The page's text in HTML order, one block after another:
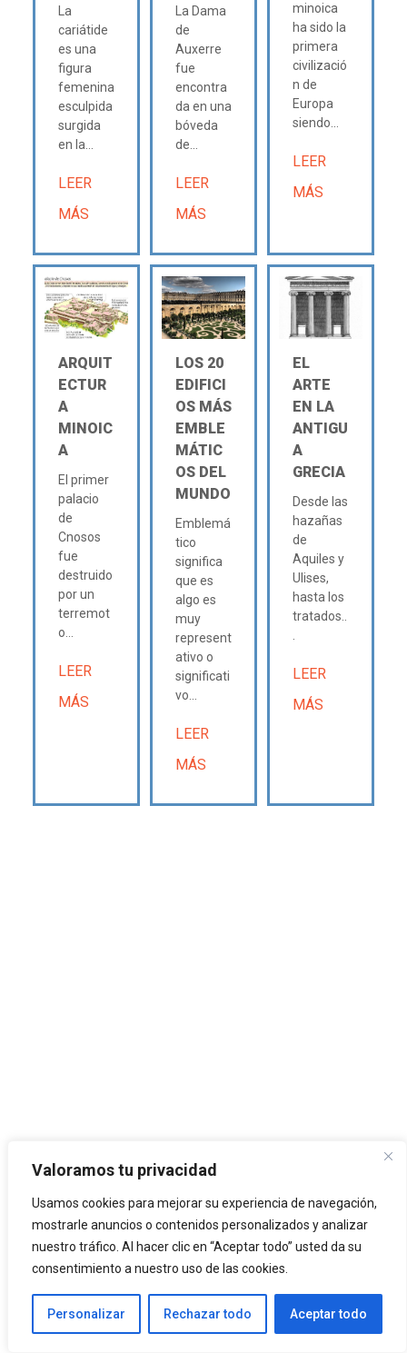
Valoramos tu privacidad
Usamos cookies para mejorar su experiencia de navegación,
mostrarle anuncios o contenidos personalizados y analizar
nuestro tráfico. Al hacer clic en “Aceptar todo” usted da su
consentimiento a nuestro uso de las cookies.
Personalizar Rechazar todo Aceptar todo
La
cariátide
es una
figura
femenina
esculpida
surgida
en la...
LEER
MÁS
La Dama
de
Auxerre
fue
encontra
da en una
bóveda
de...
LEER
MÁS
minoica
ha sido la
primera
civilizació
n de
Europa
siendo...
LEER
MÁS
ARQUIT
ECTUR
A
MINOIC
A
El primer
palacio
de
Cnosos
fue
destruido
por un
terremot
o...
LEER
MÁS
LOS 20
EDIFICI
OS MÁS
EMBLE
MÁTIC
OS DEL
MUNDO
Emblemá
tico
significa
que es
algo es
muy
represent
ativo o
significati
vo...
LEER
MÁS
EL
ARTE
EN LA
ANTIGU
A
GRECIA
Desde las
hazañas
de
Aquiles y
Ulises,
hasta los
tratados..
.
LEER
MÁS
Categorías
Etiquetas
Grecia